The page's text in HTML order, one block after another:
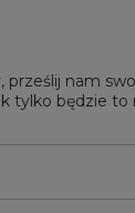
prześlij nam
tylko będzie to